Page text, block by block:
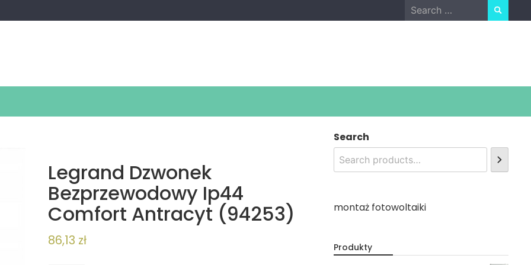
Search
for:
Legrand Dzwonek
Bezprzewodowy Ip44
Comfort Antracyt (94253)
86,13 zł
Search
montaż fotowoltaiki
Produkty